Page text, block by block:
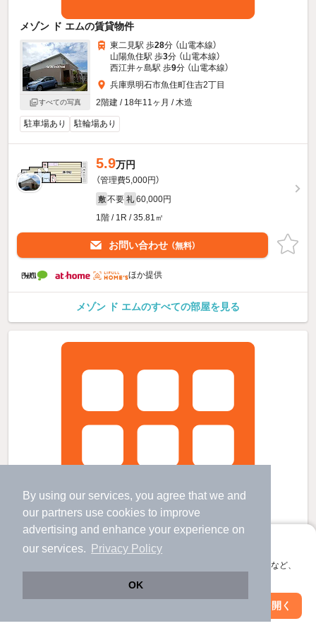
By using our services, you agree that we and
our partners use cookies to improve
advertising and enhance your experience on
our services.
Privacy Policy
OK
アプリに切り替えて、サクサクお部屋探し
会員登録なしですぐ使える。マップ検索やお気に入り保存など、
アプリを開く
メゾン ド エムの賃貸物件
すべての写真
東二見駅 歩28分 （山電本線）
山陽魚住駅 歩3分 （山電本線）
西江井ヶ島駅 歩9分 （山電本線）
兵庫県明石市魚住町住吉2丁目
2階建 / 18年11ヶ月 / 木造
駐車場あり 駐輪場あり
5.9万円
（管理費5,000円）
敷 不要 礼 60,000円
1階 / 1R / 35.81㎡
お問い合わせ （無料）
ほか提供
メゾン ド エムのすべての部屋を見る
絞り込み条件を変更